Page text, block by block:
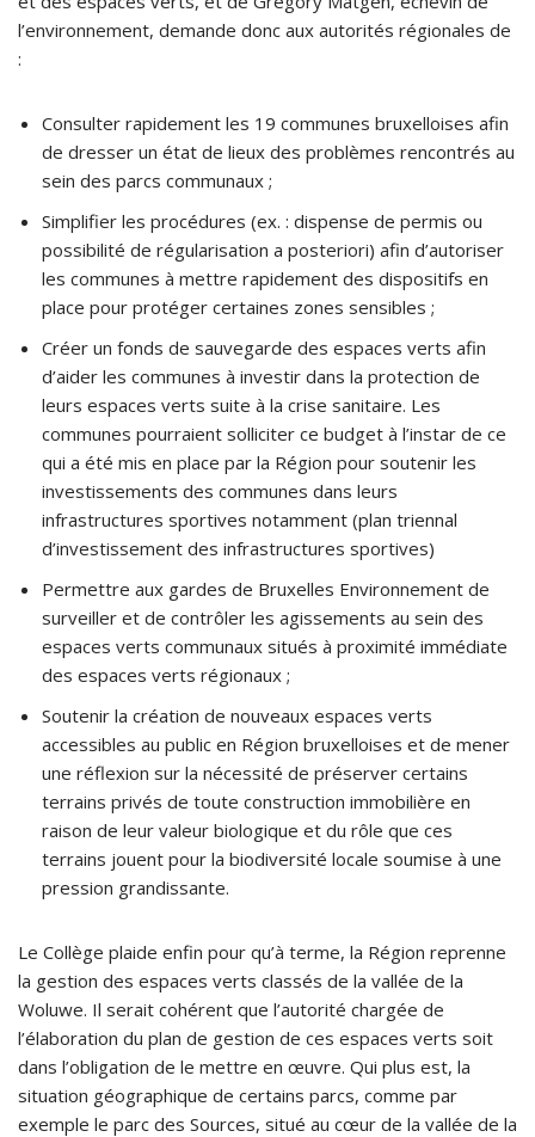
l’environnement, demande donc aux autorités régionales de
:
Consulter rapidement les 19 communes bruxelloises afin
de dresser un état de lieux des problèmes rencontrés au
sein des parcs communaux ;
Simplifier les procédures (ex. : dispense de permis ou
possibilité de régularisation a posteriori) afin d’autoriser
les communes à mettre rapidement des dispositifs en
place pour protéger certaines zones sensibles ;
Créer un fonds de sauvegarde des espaces verts afin
d’aider les communes à investir dans la protection de
leurs espaces verts suite à la crise sanitaire. Les
communes pourraient solliciter ce budget à l’instar de ce
qui a été mis en place par la Région pour soutenir les
investissements des communes dans leurs
infrastructures sportives notamment (plan triennal
d’investissement des infrastructures sportives)
Permettre aux gardes de Bruxelles Environnement de
surveiller et de contrôler les agissements au sein des
espaces verts communaux situés à proximité immédiate
des espaces verts régionaux ;
Soutenir la création de nouveaux espaces verts
accessibles au public en Région bruxelloises et de mener
une réflexion sur la nécessité de préserver certains
terrains privés de toute construction immobilière en
raison de leur valeur biologique et du rôle que ces
terrains jouent pour la biodiversité locale soumise à une
pression grandissante.
Le Collège plaide enfin pour qu’à terme, la Région reprenne
la gestion des espaces verts classés de la vallée de la
Woluwe. Il serait cohérent que l’autorité chargée de
l’élaboration du plan de gestion de ces espaces verts soit
dans l’obligation de le mettre en œuvre. Qui plus est, la
situation géographique de certains parcs, comme par
exemple le parc des Sources, situé au cœur de la vallée de la